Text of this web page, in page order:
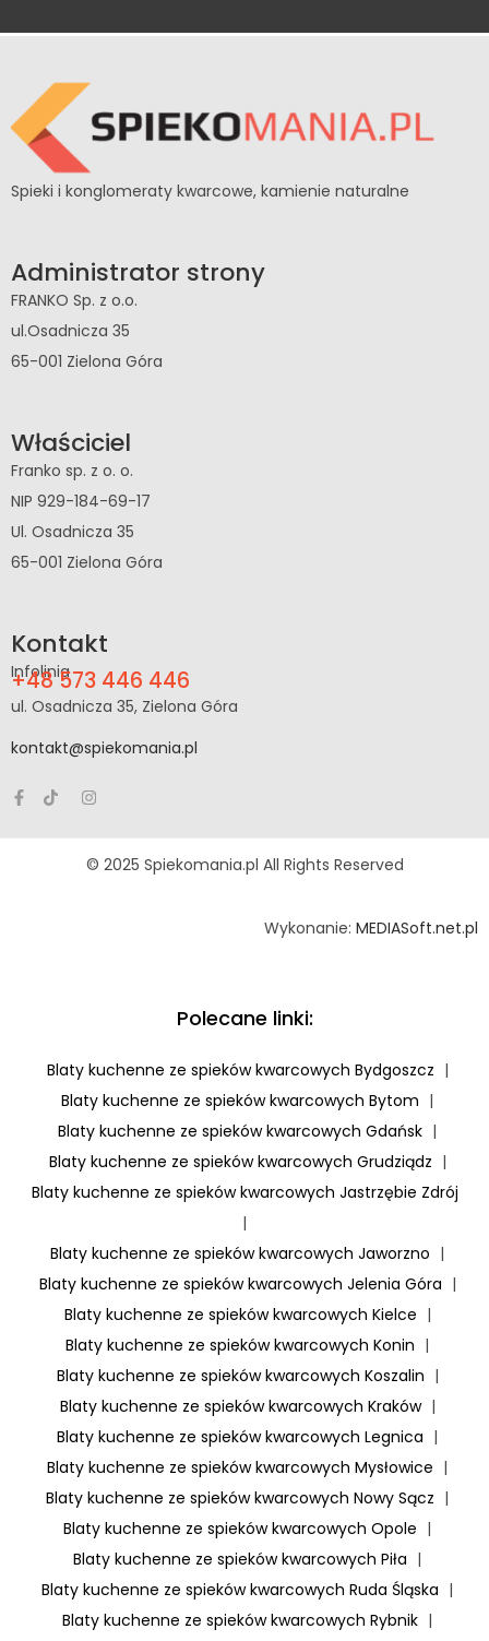
Spieki i konglomeraty kwarcowe, kamienie naturalne
Administrator strony
FRANKO Sp. z o.o.
ul.Osadnicza 35
65-001 Zielona Góra
Właściciel
Franko sp. z o. o.
NIP 929-184-69-17
Ul. Osadnicza 35
65-001 Zielona Góra
Kontakt
Infolinia
+48 573 446 446
ul. Osadnicza 35, Zielona Góra
kontakt@spiekomania.pl
© 2025 Spiekomania.pl All Rights Reserved
Wykonanie: MEDIASoft.net.pl
Polecane linki:
Blaty kuchenne ze spieków kwarcowych Bydgoszcz |
Blaty kuchenne ze spieków kwarcowych Bytom |
Blaty kuchenne ze spieków kwarcowych Gdańsk |
Blaty kuchenne ze spieków kwarcowych Grudziądz |
Blaty kuchenne ze spieków kwarcowych Jastrzębie Zdrój
|
Blaty kuchenne ze spieków kwarcowych Jaworzno |
Blaty kuchenne ze spieków kwarcowych Jelenia Góra |
Blaty kuchenne ze spieków kwarcowych Kielce |
Blaty kuchenne ze spieków kwarcowych Konin |
Blaty kuchenne ze spieków kwarcowych Koszalin |
Blaty kuchenne ze spieków kwarcowych Kraków |
Blaty kuchenne ze spieków kwarcowych Legnica |
Blaty kuchenne ze spieków kwarcowych Mysłowice |
Blaty kuchenne ze spieków kwarcowych Nowy Sącz |
Blaty kuchenne ze spieków kwarcowych Opole |
Blaty kuchenne ze spieków kwarcowych Piła |
Blaty kuchenne ze spieków kwarcowych Ruda Śląska |
Blaty kuchenne ze spieków kwarcowych Rybnik |